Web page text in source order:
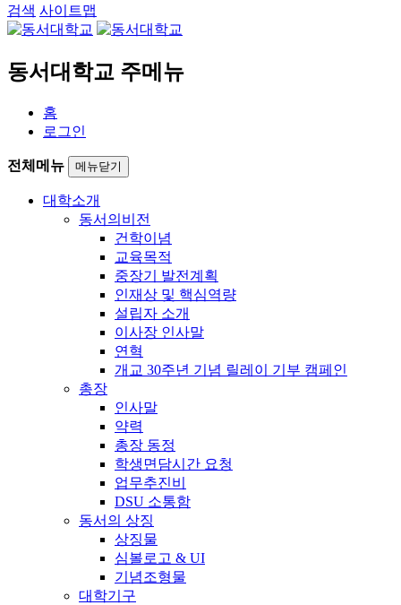
검색 사이트맵
동서대학교 주메뉴
홈
로그인
전체메뉴 메뉴닫기
대학소개
동서의비전
건학이념
교육목적
중장기 발전계획
인재상 및 핵심역량
설립자 소개
이사장 인사말
연혁
개교 30주년 기념 릴레이 기부 캠페인
총장
인사말
약력
총장 동정
학생면담시간 요청
업무추진비
DSU 소통함
동서의 상징
상징물
심볼로고 & UI
기념조형물
대학기구